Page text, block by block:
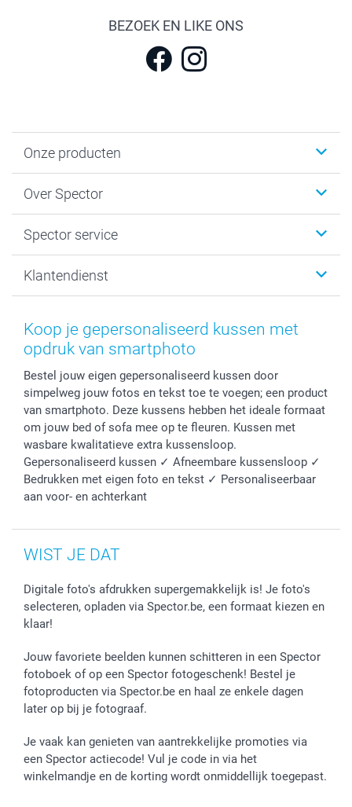
BEZOEK EN LIKE ONS
Onze producten
Kaartjes
Fotoboeken
Fotoprints, Fotoposter & Fotoalbum met fotoprints
Fotokaders, Decoratie en Snoepjes
Smartphone cases
Over Spector
Sitemap
Privacybeleid
Spector service
smartbonus
Mijn orderstatus
Klantendienst
Koop je gepersonaliseerd kussen met
opdruk van smartphoto
Bestel jouw eigen gepersonaliseerd kussen door
simpelweg jouw fotos en tekst toe te voegen; een product
van smartphoto. Deze kussens hebben het ideale formaat
om jouw bed of sofa mee op te fleuren. Kussen met
wasbare kwalitatieve extra kussensloop.
Gepersonaliseerd kussen ✓ Afneembare kussensloop ✓
Bedrukken met eigen foto en tekst ✓ Personaliseerbaar
aan voor- en achterkant
WIST JE DAT
Digitale foto's afdrukken supergemakkelijk is! Je foto's
selecteren, opladen via Spector.be, een formaat kiezen en
klaar!
Jouw favoriete beelden kunnen schitteren in een Spector
fotoboek of op een Spector fotogeschenk! Bestel je
fotoproducten via Spector.be en haal ze enkele dagen
later op bij je fotograaf.
Je vaak kan genieten van aantrekkelijke promoties via
een Spector actiecode! Vul je code in via het
winkelmandje en de korting wordt onmiddellijk toegepast.